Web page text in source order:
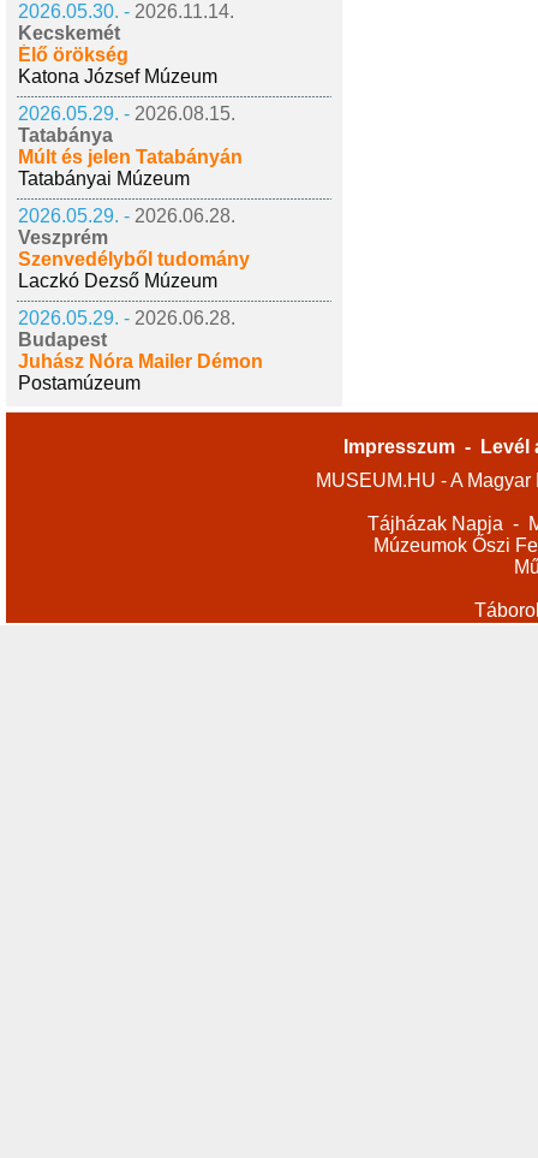
2026.05.30. - 2026.11.14.
Kecskemét
Élő örökség
Katona József Múzeum
2026.05.29. - 2026.08.15.
Tatabánya
Múlt és jelen Tatabányán
Tatabányai Múzeum
2026.05.29. - 2026.06.28.
Veszprém
Szenvedélyből tudomány
Laczkó Dezső Múzeum
2026.05.29. - 2026.06.28.
Budapest
Juhász Nóra Mailer Démon
Postamúzeum
Impresszum -
Levél
MUSEUM.HU - A
Tájházak Napja -
Múzeumok Őszi